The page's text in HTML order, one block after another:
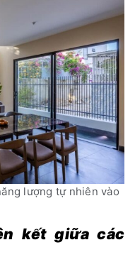
lượng tự nhiên vào
kết giữa các